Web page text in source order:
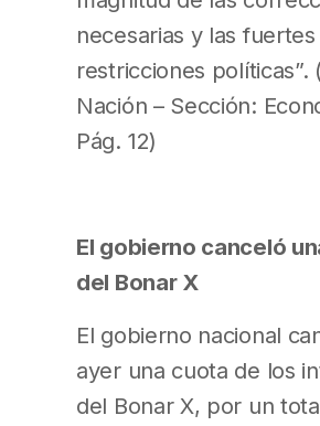
necesarias y las fuertes
restricciones políticas”.
Nación – Sección:
Pág. 12)
El gobierno canceló
del Bonar X
El gobierno nacional
ayer una cuota de los
del Bonar X, por un